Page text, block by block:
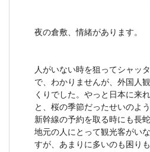
夜の倉敷、情緒があります。
人がいない時を狙ってシャッ
で、わかりませんが、外国人
くりでした。やっと日本に来
と、桜の季節だったせいのよう
新幹線の予約を取る時にも長
地元の人にとって観光客がい
すが、あまりに多いのも困り